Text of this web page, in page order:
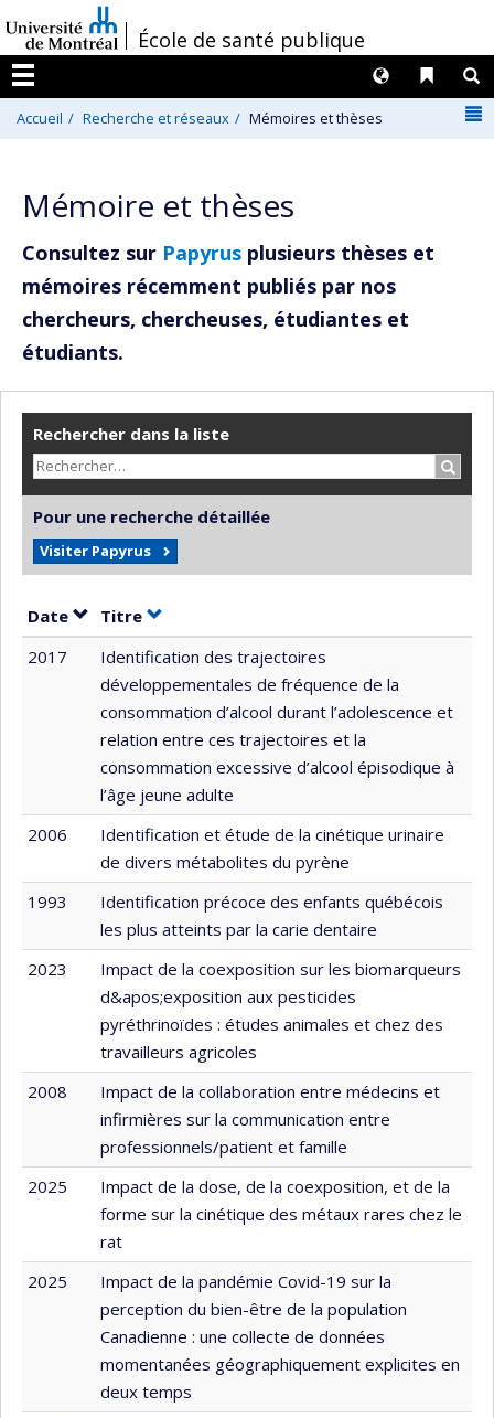
au
contenu
/École de santé publique
Menu
Liens
Langues
Accueil Recherche et réseaux Mémoires et thèses
Mémoire et thèses
Consultez sur Papyrus plusieurs thèses et
mémoires récemment publiés par nos
chercheurs, chercheuses, étudiantes et
étudiants.
Rechercher dans la liste
Pour une recherche détaillée
Visiter Papyrus
Date Trier par date en ordre croissant
Titre Trier par titre en ordre croissant
2017
Identification des trajectoires
développementales de fréquence de la
consommation d’alcool durant l’adolescence et
relation entre ces trajectoires et la
consommation excessive d’alcool épisodique à
l’âge jeune adulte
2006
Identification et étude de la cinétique urinaire
de divers métabolites du pyrène
1993
Identification précoce des enfants québécois
les plus atteints par la carie dentaire
2023
Impact de la coexposition sur les biomarqueurs
d&apos;exposition aux pesticides
pyréthrinoïdes : études animales et chez des
travailleurs agricoles
2008
Impact de la collaboration entre médecins et
infirmières sur la communication entre
professionnels/patient et famille
2025
Impact de la dose, de la coexposition, et de la
forme sur la cinétique des métaux rares chez le
rat
2025
Impact de la pandémie Covid-19 sur la
perception du bien-être de la population
Canadienne : une collecte de données
momentanées géographiquement explicites en
deux temps